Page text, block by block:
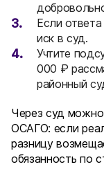
Если
иск в суд.
Учтите
000 ₽
районный
Через суд
ОСАГО: если
разницу
обязанность по